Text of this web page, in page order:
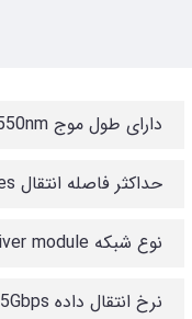
دارای طول موج 1550nm
حداکثر فاصله انتقال 49.7miles
نوع شبکه SFP (mini-GBIC) transceiver module
نرخ انتقال داده 1.25Gbps